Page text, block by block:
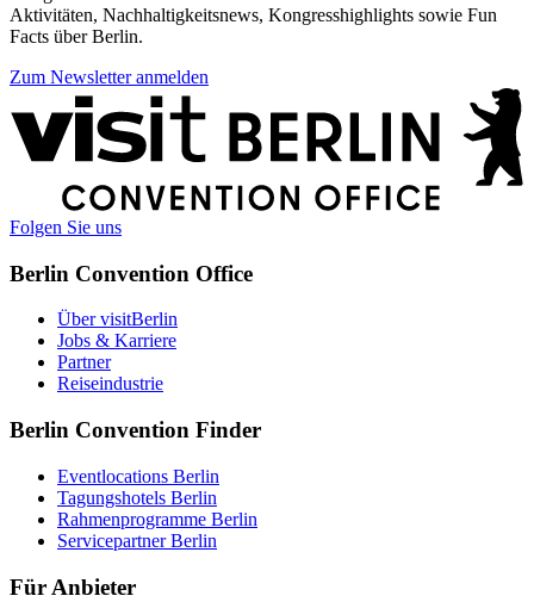
Aktivitäten, Nachhaltigkeitsnews, Kongresshighlights sowie Fun
Facts über Berlin.
Zum Newsletter anmelden
Weitere
Informationen
Folgen Sie uns
Berlin Convention Office
Über visitBerlin
Jobs & Karriere
Partner
Reiseindustrie
Berlin Convention Finder
Eventlocations Berlin
Tagungshotels Berlin
Rahmenprogramme Berlin
Servicepartner Berlin
Für Anbieter